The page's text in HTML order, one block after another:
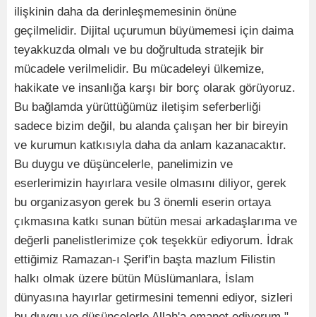
ilişkinin daha da derinleşmemesinin önüne
geçilmelidir. Dijital uçurumun büyümemesi için daima
teyakkuzda olmalı ve bu doğrultuda stratejik bir
mücadele verilmelidir. Bu mücadeleyi ülkemize,
hakikate ve insanlığa karşı bir borç olarak görüyoruz.
Bu bağlamda yürüttüğümüz iletişim seferberliği
sadece bizim değil, bu alanda çalışan her bir bireyin
ve kurumun katkısıyla daha da anlam kazanacaktır.
Bu duygu ve düşüncelerle, panelimizin ve
eserlerimizin hayırlara vesile olmasını diliyor, gerek
bu organizasyon gerek bu 3 önemli eserin ortaya
çıkmasına katkı sunan bütün mesai arkadaşlarıma ve
değerli panelistlerimize çok teşekkür ediyorum. İdrak
ettiğimiz Ramazan-ı Şerif'in başta mazlum Filistin
halkı olmak üzere bütün Müslümanlara, İslam
dünyasına hayırlar getirmesini temenni ediyor, sizleri